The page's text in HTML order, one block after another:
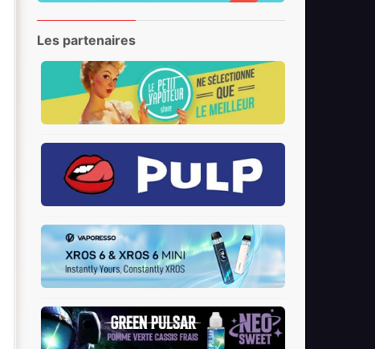
Les partenaires